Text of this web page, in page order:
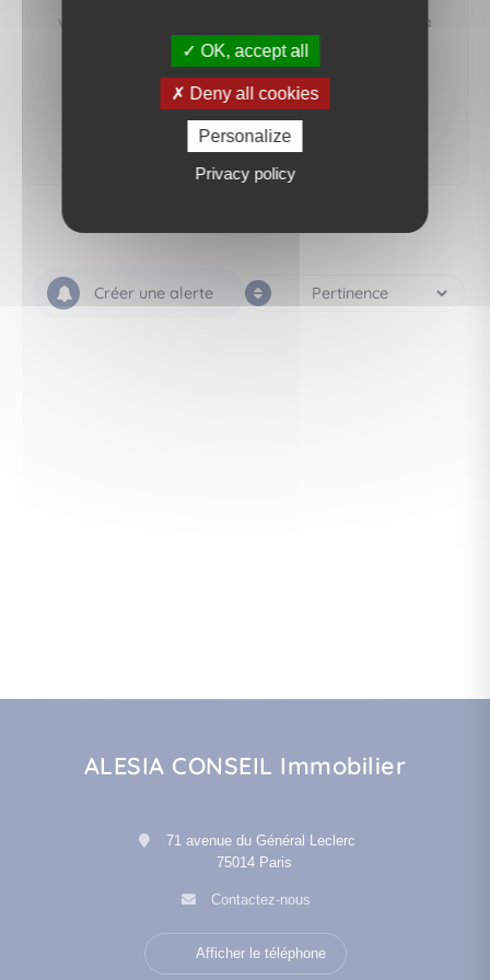
vous préviendrons dès qu'un bien correspondant à
votre recherche sera mis en ligne.
créer une alerte
Créer une alerte
ALESIA CONSEIL Immobilier
71 avenue du Général Leclerc
75014 Paris
Contactez-nous
Afficher le téléphone
OK, accept all
Deny all cookies
Personalize
Privacy policy